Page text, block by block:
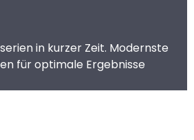
in kurzer Zeit. Modernste
für optimale Ergebnisse